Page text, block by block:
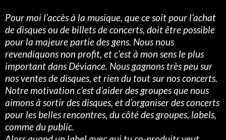
Pour moi l’accès à la musique, que ce soit pour l’achat
de disques ou de billets de concerts, doit être possible
pour la majeure partie des gens. Nous nous
revendiquons non profit, et c’est à mon sens le plus
important dans Déviance. Nous gagnons très peu sur
nos ventes de disques, et rien du tout sur nos concerts.
Notre motivation c’est d’aider des groupes que nous
aimons à sortir des disques, et d’organiser des concerts
pour les belles rencontres, du côté des groupes, labels,
comme du public.